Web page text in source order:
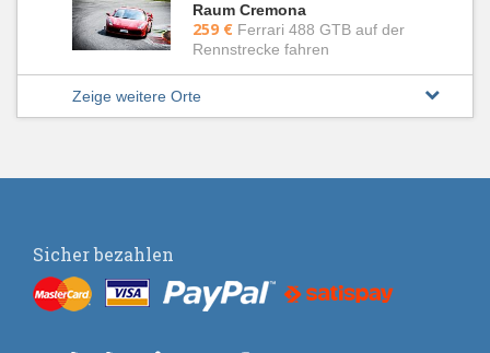
Raum Cremona
259 € Ferrari 488 GTB auf der
Rennstrecke fahren
Zeige weitere Orte
Sicher bezahlen